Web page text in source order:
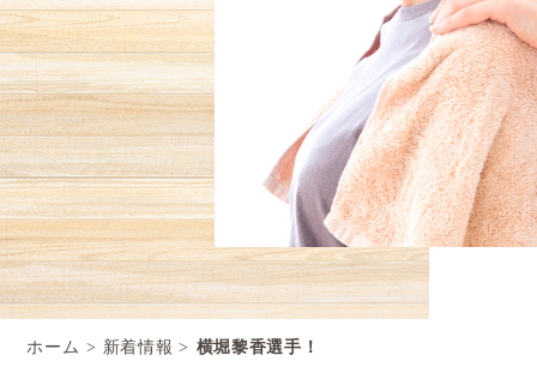
ホーム 新着情報 横堀黎香選手！